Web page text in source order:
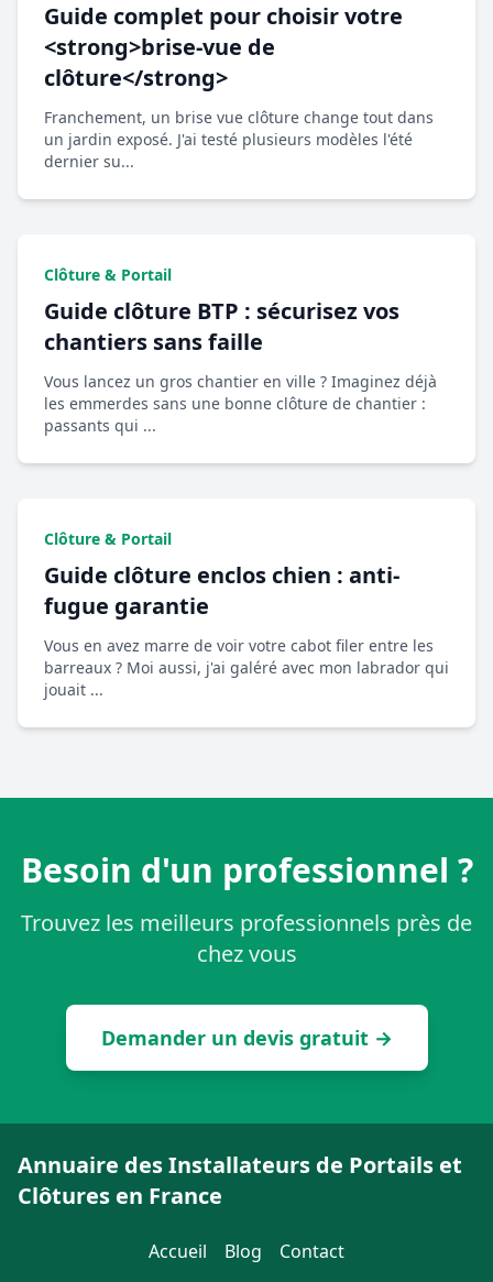
Guide complet pour choisir votre
<strong>brise-vue de
clôture</strong>
Franchement, un brise vue clôture change tout dans
un jardin exposé. J'ai testé plusieurs modèles l'été
dernier su...
Clôture & Portail
Guide clôture BTP : sécurisez vos
chantiers sans faille
Vous lancez un gros chantier en ville ? Imaginez déjà
les emmerdes sans une bonne clôture de chantier :
passants qui ...
Clôture & Portail
Guide clôture enclos chien : anti-
fugue garantie
Vous en avez marre de voir votre cabot filer entre les
barreaux ? Moi aussi, j'ai galéré avec mon labrador qui
jouait ...
Besoin d'un professionnel ?
Trouvez les meilleurs professionnels près de
chez vous
Demander un devis gratuit →
Annuaire des Installateurs de Portails et
Clôtures en France
Accueil Blog Contact